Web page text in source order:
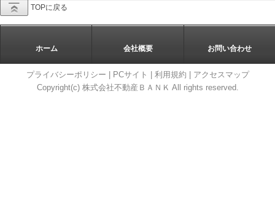
TOPに戻る
ホーム 会社概要 お問い合わせ
プライバシーポリシー PCサイト 利用規約
アクセスマップ
Copyright(c) 株式会社不動産ＢＡＮＫ All rights reserved.